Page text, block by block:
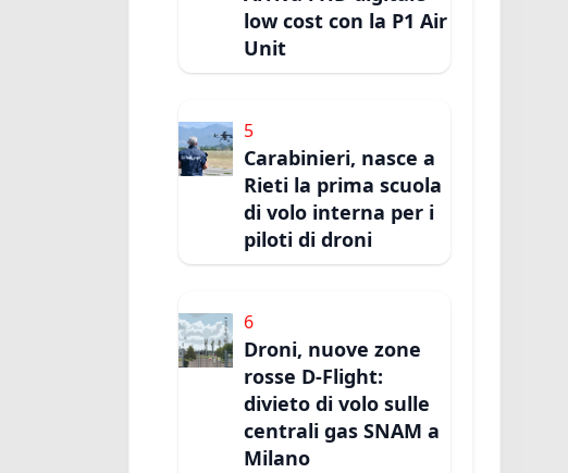
low cost con la P1 Air
Unit
5
Carabinieri, nasce a
Rieti la prima scuola
di volo interna per i
piloti di droni
6
Droni, nuove zone
rosse D-Flight:
divieto di volo sulle
centrali gas SNAM a
Milano